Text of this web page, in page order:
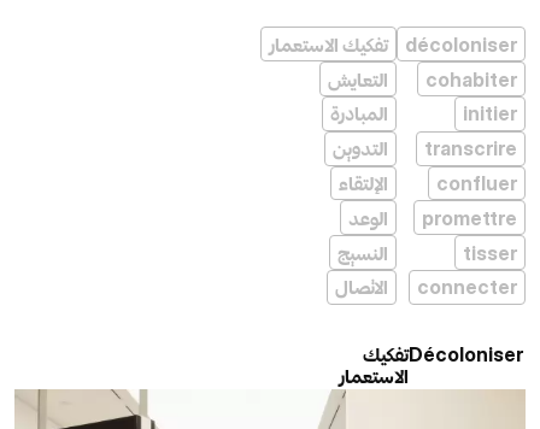
تفكيك الاستعمار
التعايش
المبادرة
التدوين
الإلتقاء
الوعد
النسيج
الاتصال
décoloniser
cohabiter
initier
transcrire
confluer
promettre
tisser
connecter
تفكيك
الاستعمار
Décoloniser